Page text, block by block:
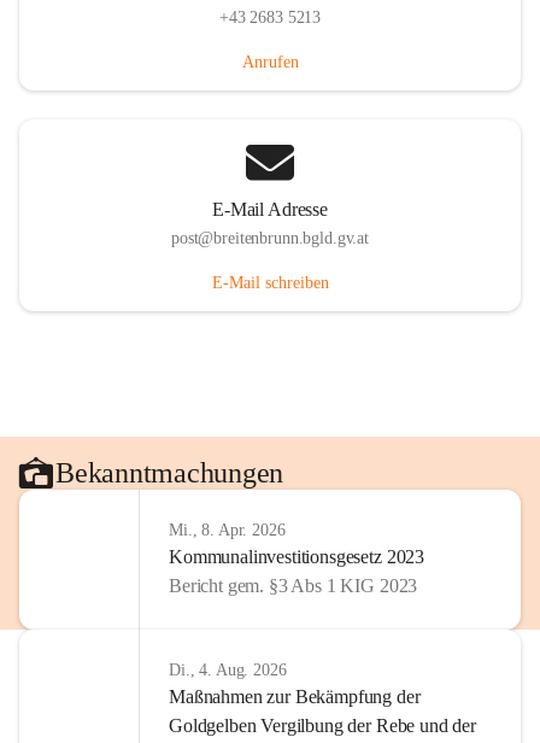
+43 2683 5213
Anrufen
E-Mail Adresse
post@breitenbrunn.bgld.gv.at
E-Mail schreiben
Bekanntmachungen
Mi., 8. Apr. 2026
Kommunalinvestitionsgesetz 2023
Bericht gem. §3 Abs 1 KIG 2023
Di., 4. Aug. 2026
Maßnahmen zur Bekämpfung der
Goldgelben Vergilbung der Rebe und der